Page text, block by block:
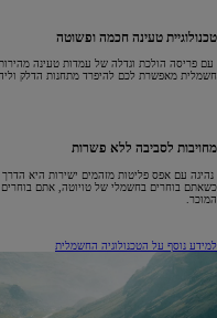
טכנולוגיית טעינה חכמה ופשוטה
עם פריסה הולכת וגדלה של עמדות טעינה
חשמלית מאפשרת לכם להיפרד מתחנות הדלק
מחויבות לסביבה ללא פשרות
נהיגה עם אפס פליטות מזהמים ישירות היא
כשאתם בוחרים בחשמלי של טויוטה, אתם בוחרים
המוכר.
למידע נוסף על הטכנולוגיה החשמלית